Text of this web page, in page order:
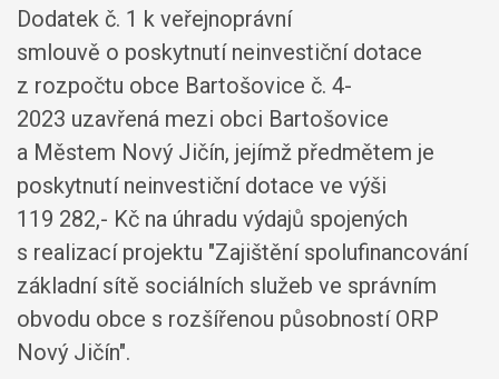
Dodatek č. 1 k veřejnoprávní
smlouvě o poskytnutí neinvestiční dotace
z rozpočtu obce Bartošovice č. 4-
2023 uzavřená mezi obci Bartošovice
a Městem Nový Jičín, jejímž předmětem je
poskytnutí neinvestiční dotace ve výši
119 282,- Kč na úhradu výdajů spojených
s realizací projektu "Zajištění spolufinancování
základní sítě sociálních služeb ve správním
obvodu obce s rozšířenou působností ORP
Nový Jičín".